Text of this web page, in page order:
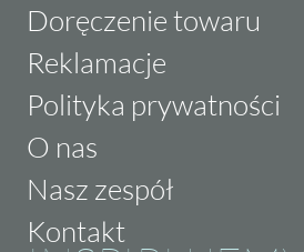
Doręczenie towaru
Reklamacje
Polityka prywatności
O nas
Nasz zespół
Kontakt